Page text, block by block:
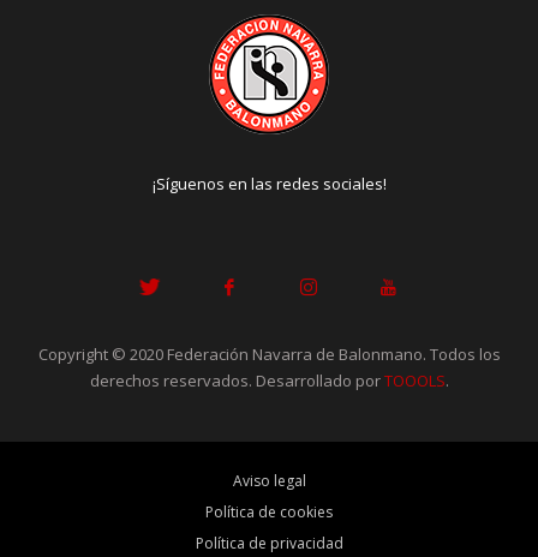
¡Síguenos en las redes sociales!
Copyright © 2020 Federación Navarra de Balonmano. Todos los
derechos reservados. Desarrollado porTOOOLS.
Aviso legal
Política de cookies
Política de privacidad